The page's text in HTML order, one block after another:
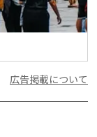
広告掲載について